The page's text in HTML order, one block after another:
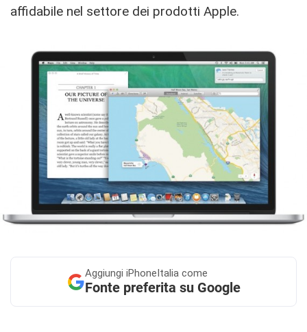
affidabile nel settore dei prodotti Apple.
Aggiungi iPhoneItalia come
Fonte preferita su Google